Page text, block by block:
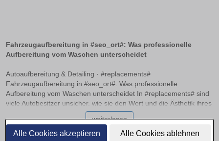
Alle Cookies akzeptieren Alle Cookies ablehnen
Fahrzeugaufbereitung in #seo_ort#: Was professionelle
Aufbereitung vom Waschen unterscheidet
Autoaufbereitung & Detailing · #replacements#
Fahrzeugaufbereitung in #seo_ort#: Was professionelle
Aufbereitung vom Waschen unterscheidet In #replacements# sind
viele Autobesitzer unsicher, wie sie den Wert und die Ästhetik ihres
Fahrzeugs langfristig erhalten können. Während eine normale
Autowäsche Schmutz entfernt, bietet die professionelle
Fahrzeugaufbereitung weit mehr: Sie umfasst detailreiche Innen-
weiterlesen